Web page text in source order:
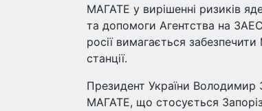
МАГАТЕ у вирішенні ризиків
та допомоги Агентства на
росії вимагається
станції.
Президент України Володимир
МАГАТЕ, що стосується